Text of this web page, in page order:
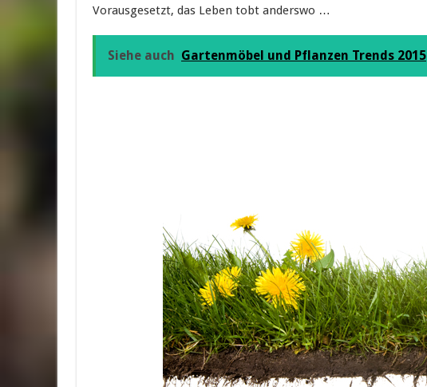
Vorausgesetzt, das Leben tobt anderswo …
Siehe auch Gartenmöbel und Pflanzen Trends 2015